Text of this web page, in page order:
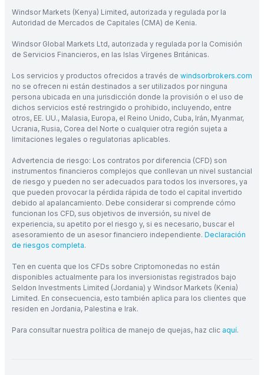
Windsor Markets (Kenya) Limited, autorizada y regulada por la
Autoridad de Mercados de Capitales (CMA) de Kenia.
Windsor Global Markets Ltd, autorizada y regulada por la Comisión
de Servicios Financieros, en las Islas Vírgenes Británicas.
Los servicios y productos ofrecidos a través de windsorbrokers.com
no se ofrecen ni están destinados a ser utilizados por ninguna
persona ubicada en una jurisdicción donde la provisión o el uso de
dichos servicios esté restringido o prohibido, incluyendo, entre
otros, EE. UU., Malasia, Europa, el Reino Unido, Cuba, Irán, Myanmar,
Ucrania, Rusia, Corea del Norte o cualquier otra región sujeta a
limitaciones legales o regulatorias aplicables.
Advertencia de riesgo: Los contratos por diferencia (CFD) son
instrumentos financieros complejos que conllevan un nivel sustancial
de riesgo y pueden no ser adecuados para todos los inversores, ya
que pueden provocar la pérdida rápida de todo el capital invertido
debido al apalancamiento. Debe considerar si comprende cómo
funcionan los CFD, sus objetivos de inversión, su nivel de
experiencia, su apetito por el riesgo y, si es necesario, buscar el
asesoramiento de un asesor financiero independiente. Declaración
de riesgos completa.
Ten en cuenta que los CFDs sobre Criptomonedas no están
disponibles actualmente para los inversionistas registrados bajo
Seldon Investments Limited (Jordania) y Windsor Markets (Kenia)
Limited. En consecuencia, esto también aplica para los clientes que
residen en Jordania, Palestina e Irak.
Para consultar nuestra política de manejo de quejas, haz clic aquí.